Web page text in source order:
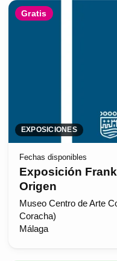
Gratis
EXPOSICIONES
Fechas disponibles
Exposición
Origen
Museo Centro de Arte
Coracha)
Málaga